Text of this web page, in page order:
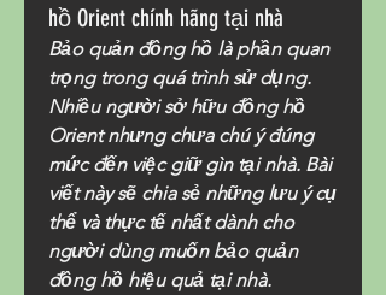
hồ Orient chính hãng tại nhà
Bảo quản đồng hồ là phần quan
trọng trong quá trình sử dụng.
Nhiều người sở hữu đồng hồ
Orient nhưng chưa chú ý đúng
mức đến việc giữ gìn tại nhà. Bài
viết này sẽ chia sẻ những lưu ý cụ
thể và thực tế nhất dành cho
người dùng muốn bảo quản
đồng hồ hiệu quả tại nhà.